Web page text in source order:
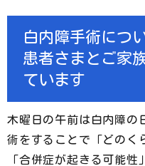
白内障手術につ
患者さまとご家
ています
木曜日の午前は白内障の
術をすることで「どのく
「合併症が起きる可能